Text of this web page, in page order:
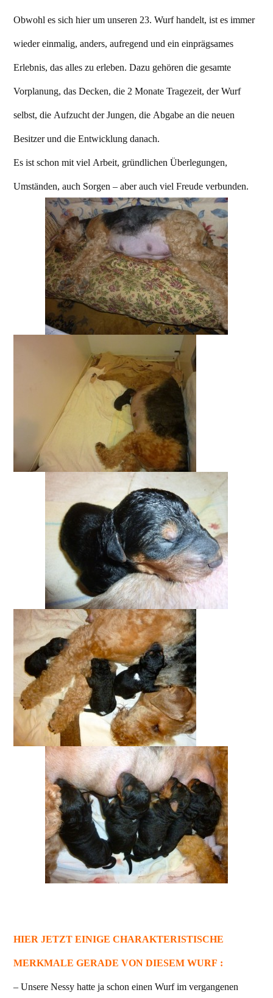
Obwohl es sich hier um unseren 23. Wurf handelt, ist es immer
wieder einmalig, anders, aufregend und ein einprägsames
Erlebnis, das alles zu erleben. Dazu gehören die gesamte
Vorplanung, das Decken, die 2 Monate Tragezeit, der Wurf
selbst, die Aufzucht der Jungen, die Abgabe an die neuen
Besitzer und die Entwicklung danach.
Es ist schon mit viel Arbeit, gründlichen Überlegungen,
Umständen, auch Sorgen – aber auch viel Freude verbunden.
HIER JETZT EINIGE CHARAKTERISTISCHE
MERKMALE GERADE VON DIESEM WURF :
– Unsere Nessy hatte ja schon einen Wurf im vergangenen